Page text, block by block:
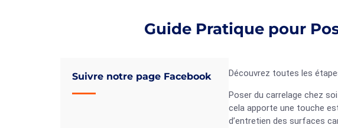
Guide Pratique pour
Suivre notre page Facebook Découvrez toutes les
Poser du carrelage chez
cela apporte une touche
d’entretien des surfaces